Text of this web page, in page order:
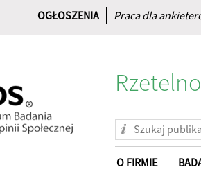
OGŁOSZENIA Praca dla
O FIRMIE